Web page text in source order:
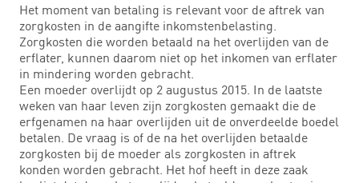
Het moment van betaling is relevant voor de aftrek van
zorgkosten in de aangifte inkomstenbelasting.
Zorgkosten die worden betaald na het overlijden van de
erflater, kunnen daarom niet op het inkomen van erflater
in mindering worden gebracht.
Een moeder overlijdt op 2 augustus 2015. In de laatste
weken van haar leven zijn zorgkosten gemaakt die de
erfgenamen na haar overlijden uit de onverdeelde boedel
betalen. De vraag is of de na het overlijden betaalde
zorgkosten bij de moeder als zorgkosten in aftrek
konden worden gebracht. Het hof heeft in deze zaak